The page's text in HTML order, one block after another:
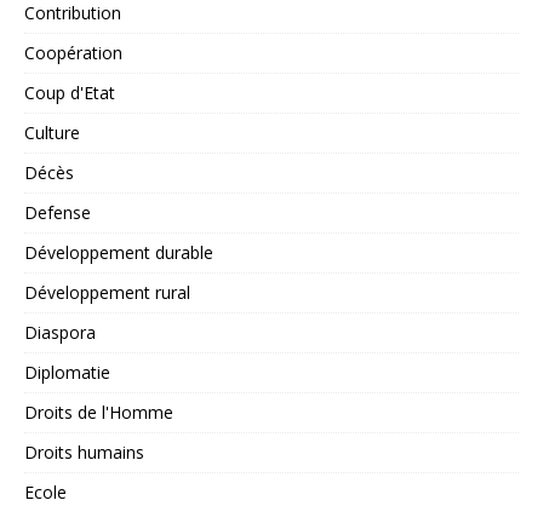
Contribution
Coopération
Coup d'Etat
Culture
Décès
Defense
Développement durable
Développement rural
Diaspora
Diplomatie
Droits de l'Homme
Droits humains
Ecole